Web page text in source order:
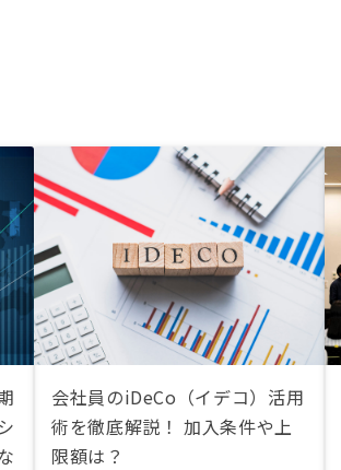
会社員のiDeCo（イデコ）活用
術を徹底解説！ 加入条件や上
限額は？